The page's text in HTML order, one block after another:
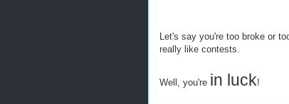
Let's say you're too broke or
really like contests.
Well, you're in luck!